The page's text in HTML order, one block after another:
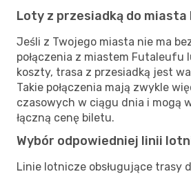
Loty z przesiadką do
Jeśli z Twojego miasta nie ma
połączenia z miastem Futaleufu
koszty, trasa z przesiadką jest
Takie połączenia mają zwykle
czasowych w ciągu dnia i mogą
łączną cenę biletu.
Wybór odpowiedniej linii
Linie lotnicze obsługujące trasy